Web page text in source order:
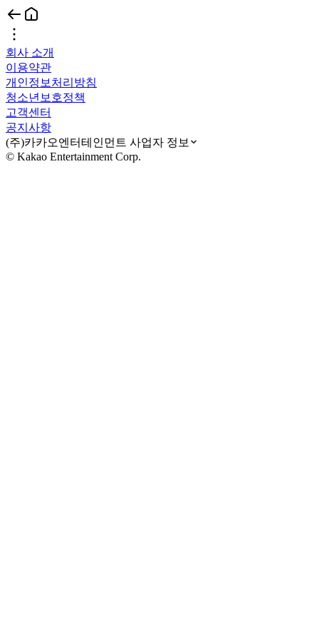
회사 소개
이용약관
개인정보처리방침
청소년보호정책
고객센터
공지사항
(주)카카오엔터테인먼트 사업자 정보
© Kakao Entertainment Corp.